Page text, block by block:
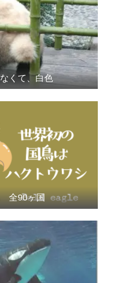
くて、白色
全90ヶ国